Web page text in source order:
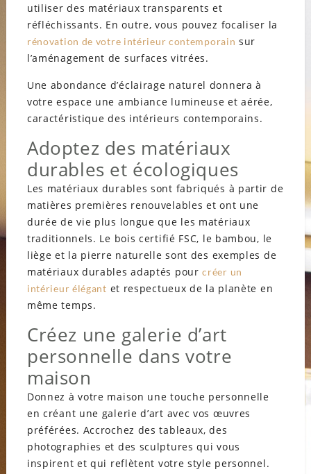
utiliser des matériaux transparents et
réfléchissants. En outre, vous pouvez focaliser la
rénovation de votre intérieur contemporain sur
l’aménagement de surfaces vitrées.
Une abondance d’éclairage naturel donnera à
votre espace une ambiance lumineuse et aérée,
caractéristique des intérieurs contemporains.
Adoptez des matériaux
durables et écologiques
Les matériaux durables sont fabriqués à partir de
matières premières renouvelables et ont une
durée de vie plus longue que les matériaux
traditionnels. Le bois certifié FSC, le bambou, le
liège et la pierre naturelle sont des exemples de
matériaux durables adaptés pourcréer un
intérieur élégant et respectueux de la planète en
même temps.
Créez une galerie d’art
personnelle dans votre
maison
Donnez à votre maison une touche personnelle
en créant une galerie d’art avec vos œuvres
préférées. Accrochez des tableaux, des
photographies et des sculptures qui vous
inspirent et qui reflètent votre style personnel.